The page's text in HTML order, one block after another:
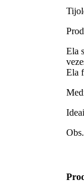
Ela
Ela